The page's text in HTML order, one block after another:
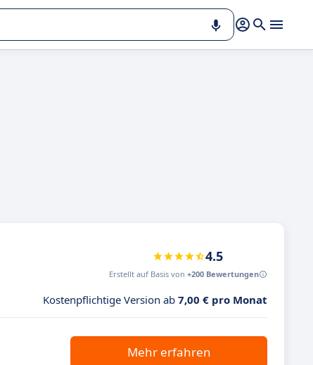
4.5
Erstellt auf Basis von +200 Bewertungen
Kostenpflichtige Version ab 7,00 € pro Monat
Mehr erfahren